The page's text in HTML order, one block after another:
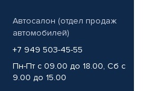
Автосалон (отдел продаж
автомобилей)
+7 949 503-45-55
Пн-Пт с 09.00 до 18.00, Сб с
9.00 до 15.00